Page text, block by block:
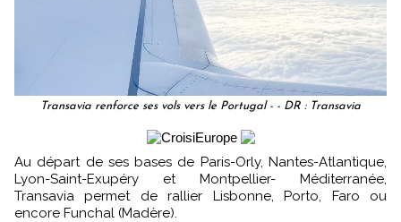
Transavia renforce ses vols vers le Portugal - - DR : Transavia
Au départ de ses bases de Paris-Orly, Nantes-Atlantique,
Lyon-Saint-Exupéry et Montpellier- Méditerranée,
Transavia permet de rallier Lisbonne, Porto, Faro ou
encore Funchal (Madère).